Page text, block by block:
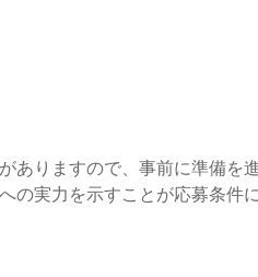
ありますので、事前に準備を
実力を示すことが応募条件